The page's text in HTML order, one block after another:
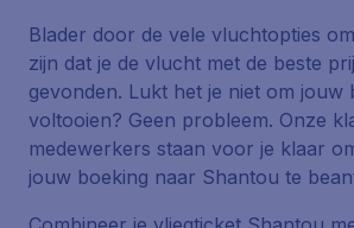
Blader door de vele vluchtopties
zijn dat je de vlucht met de beste
gevonden. Lukt het je niet om jouw
voltooien? Geen probleem. Onze
medewerkers staan voor je klaar
jouw boeking naar Shantou te